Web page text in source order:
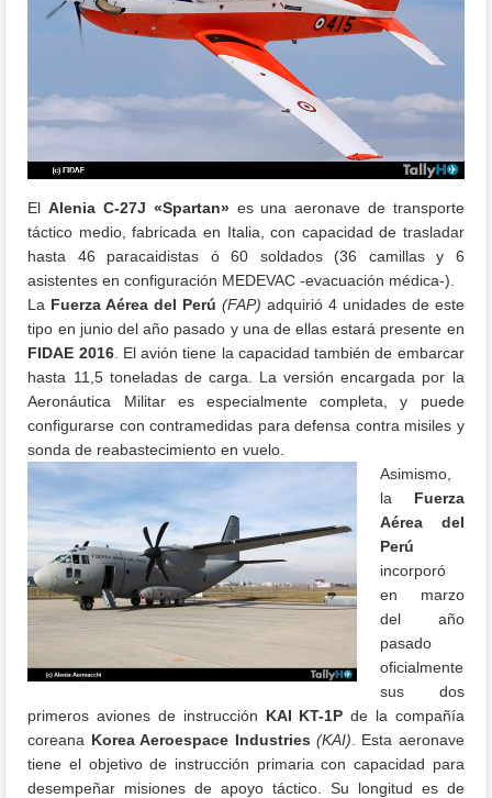
ElAlenia C-27J «Spartan»es una aeronave de transporte
táctico medio, fabricada en Italia, con capacidad de trasladar
hasta 46 paracaidistas ó 60 soldados (36 camillas y 6
asistentes en configuración MEDEVAC -evacuación médica-).
La Fuerza Aérea del Perú (FAP) adquirió 4 unidades de este
tipo en junio del año pasado y una de ellas estará presente en
FIDAE 2016. El avión tiene la capacidad también de embarcar
hasta 11,5 toneladas de carga. La versión encargada por la
Aeronáutica Militar es especialmente completa, y puede
configurarse con contramedidas para defensa contra misiles y
sonda de reabastecimiento en vuelo.
Asimismo,
la Fuerza
Aérea del
Perú
incorporó
en marzo
del año
pasado
oficialmente
sus dos
primeros aviones de instrucción KAI KT-1P de la compañía
coreana Korea Aeroespace Industries (KAI) . Esta aeronave
tiene el objetivo de instrucción primaria con capacidad para
desempeñar misiones de apoyo táctico. Su longitud es de